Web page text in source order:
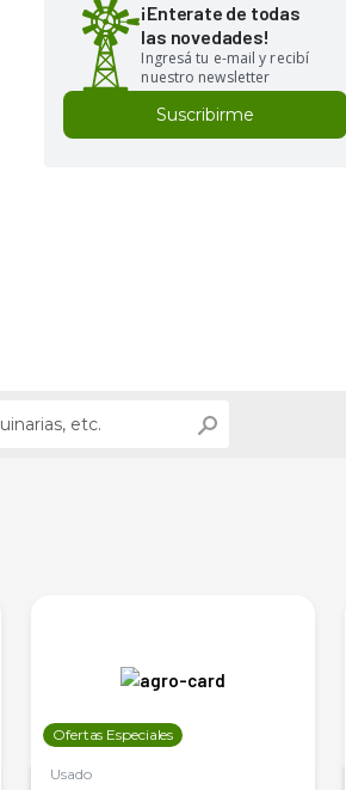
¡Enterate de todas
las novedades!
Ingresá tu e-mail y recibí
nuestro newsletter
Suscribirme
Ofertas Especiales
Usado